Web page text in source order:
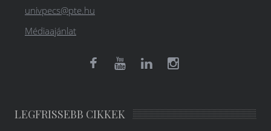
univpecs@pte.hu
Médiaajánlat
LEGFRISSEBB CIKKEK